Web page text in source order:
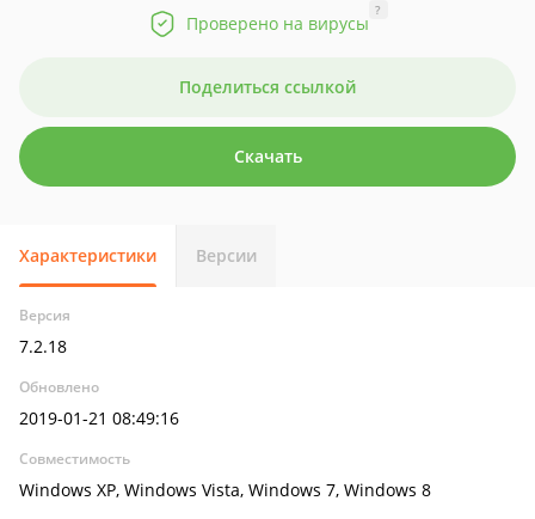
Проверено на вирусы
?
Поделиться ссылкой
Скачать
Характеристики Версии
Версия
7.2.18
Обновлено
2019-01-21 08:49:16
Совместимость
Windows XP, Windows Vista, Windows 7, Windows 8